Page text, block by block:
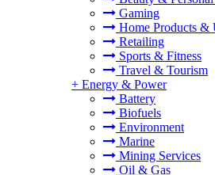
Gaming
Home Products &
Retailing
Sports & Fitness
Travel & Tourism
+ Energy & Power
Battery
Biofuels
Environment
Marine
Mining Services
Oil & Gas